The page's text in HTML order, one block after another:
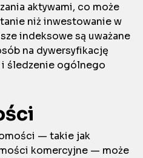
aktywami, co może
niż inwestowanie w
indeksowe są uważane
na dywersyfikację
śledzenie ogólnego
— takie jak
komercyjne — może